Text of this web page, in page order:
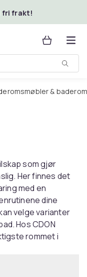
fri frakt!
&
som gjør
Her finnes det
med en
dine
velge varianter
Hos CDON
rommet i